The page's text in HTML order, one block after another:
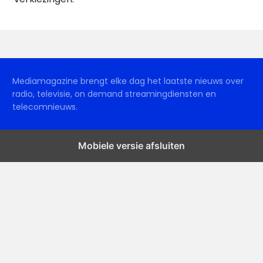
Mediamagazine brengt elke dag het laatste nieuws over
radio, televisie, on demand streamingdiensten en
telecomnieuws.
Mobiele versie afsluiten